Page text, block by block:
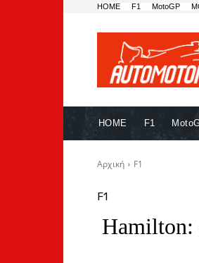
HOME F1 MotoGP
HOME F1
Αρχική F1
F1
Hamilton: